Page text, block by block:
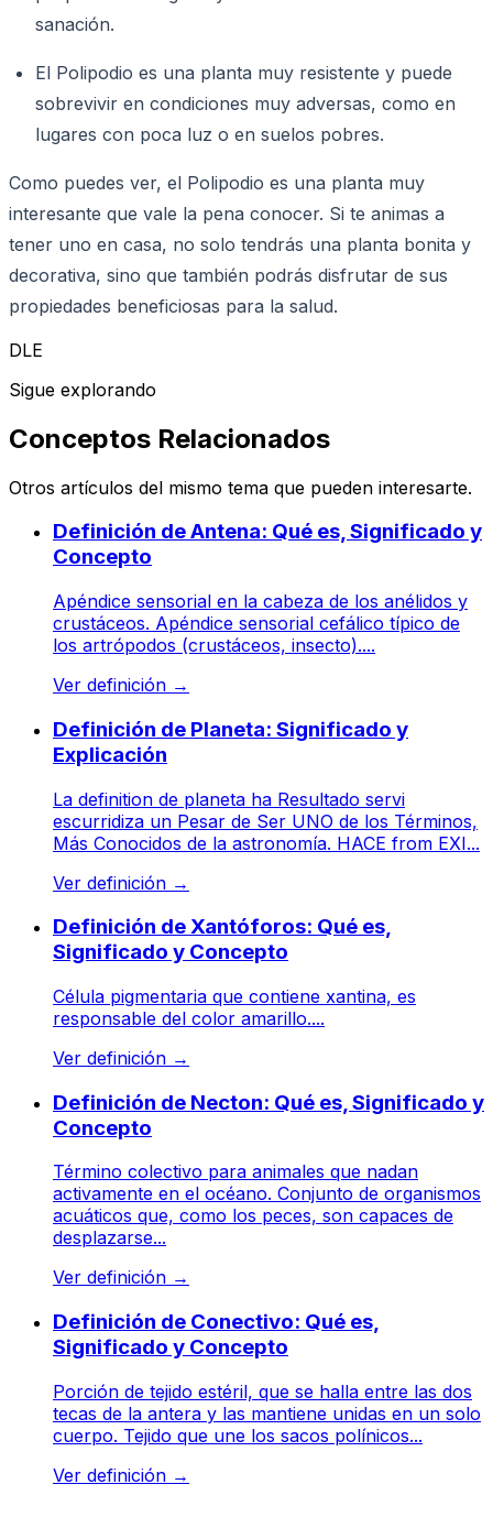
sanación.
El Polipodio es una planta muy resistente y puede
sobrevivir en condiciones muy adversas, como en
lugares con poca luz o en suelos pobres.
Como puedes ver, el Polipodio es una planta muy
interesante que vale la pena conocer. Si te animas a
tener uno en casa, no solo tendrás una planta bonita y
decorativa, sino que también podrás disfrutar de sus
propiedades beneficiosas para la salud.
DLE
Sigue explorando
Conceptos Relacionados
Otros artículos del mismo tema que pueden interesarte.
Definición de Antena: Qué es, Significado y
Concepto
Apéndice sensorial en la cabeza de los anélidos y
crustáceos. Apéndice sensorial cefálico típico de
los artrópodos (crustáceos, insecto)....
Ver definición →
Definición de Planeta: Significado y
Explicación
La definition de planeta ha Resultado servi
escurridiza un Pesar de Ser UNO de los Términos,
Más Conocidos de la astronomía. HACE from EXI...
Ver definición →
Definición de Xantóforos: Qué es,
Significado y Concepto
Célula pigmentaria que contiene xantina, es
responsable del color amarillo....
Ver definición →
Definición de Necton: Qué es, Significado y
Concepto
Término colectivo para animales que nadan
activamente en el océano. Conjunto de organismos
acuáticos que, como los peces, son capaces de
desplazarse...
Ver definición →
Definición de Conectivo: Qué es,
Significado y Concepto
Porción de tejido estéril, que se halla entre las dos
tecas de la antera y las mantiene unidas en un solo
cuerpo. Tejido que une los sacos polínicos...
Ver definición →